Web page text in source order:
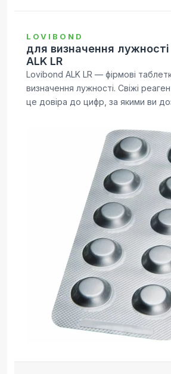
LOVIBOND
для визначення
ALK LR
Lovibond ALK LR — фірмові
визначення лужності. Свіжі
це довіра до цифр, за якими ви